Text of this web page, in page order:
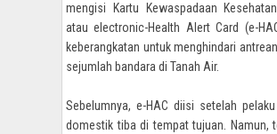
mengisi
Kartu Kewaspadaan
atauelectronic-Health Alert Card (e-
keberangkatan untuk menghindari
sejumlah bandara di Tanah Air.
Sebelumnya, e-HAC diisi setelah
domestik tiba di tempat tujuan. Namun,